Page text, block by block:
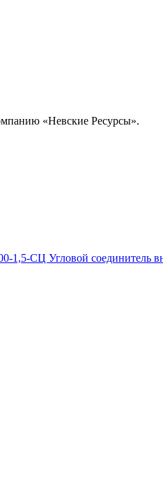
«Невские Ресурсы».
1,5-СЦ Угловой соединитель